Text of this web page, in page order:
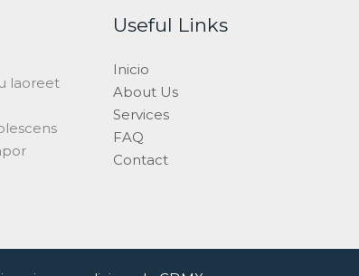
laoreet
Useful Links
Inicio
About Us
Services
FAQ
Contact